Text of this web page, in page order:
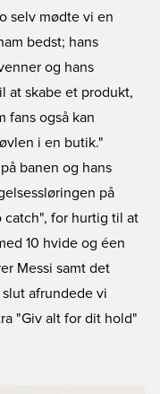
selv mødte vi en
bedst; hans
og hans
at skabe et produkt,
fans også kan
i en butik."
banen og hans
på
catch", for hurtig til at
10 hvide og éen
Messi samt det
afrundede vi
"Giv alt for dit hold"